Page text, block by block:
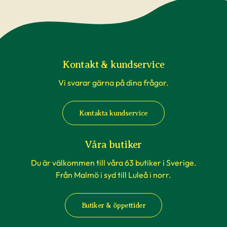
påverkade av temperaturförändringar under
transport är inte underlag för reklamation. Om
du beställer till en av våra butiker, sköts detta av
rådande väderförhållanden.
När du köper häckväxter - före
plantering
Att förbereda grävningen är att rekommendera,
men tänk på att inte boka markanläggare,
hyrsläp eller andra tjänster kopplat till själva
planteringen innan du vet säkert att
häckplantorna är på plats hemma. Våra
leveranstider kan komma att ändras när du
exempelvis förbokat häckplantor långt i förväg.
Kontakt & kundservice
Vi svarar gärna på dina frågor.
Kontakta kundservice
Våra butiker
Du är välkommen till våra 63 butiker i Sverige.
Från Malmö i syd till Luleå i norr.
Butiker & öppettider